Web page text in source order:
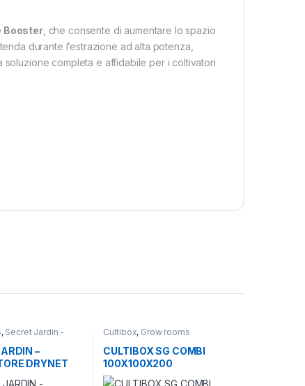
Booster, che consente di aumentare lo spazio
durante l’estrazione ad alta potenza,
soluzione completa e affidabile per i coltivatori
, Secret Jardin -
–
DRYNET
– Ø45
Cultibox, Grow rooms
CULTIBOX SG COMBI
100X100X200